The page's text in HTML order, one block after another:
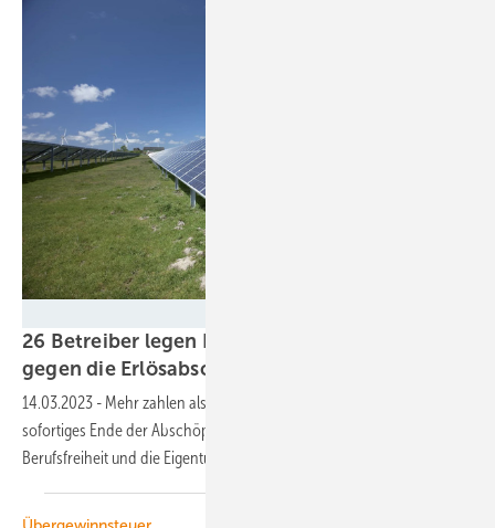
26 Betreiber legen Beschwerde in Karlsruhe
gegen die Erlösabschöpfung
14.03.2023 - Mehr zahlen als einnehmen? Unternehmen fordern ein
sofortiges Ende der Abschöpfungensehen wegen Verletzung der
Berufsfreiheit und die Eigentumsgarantie.